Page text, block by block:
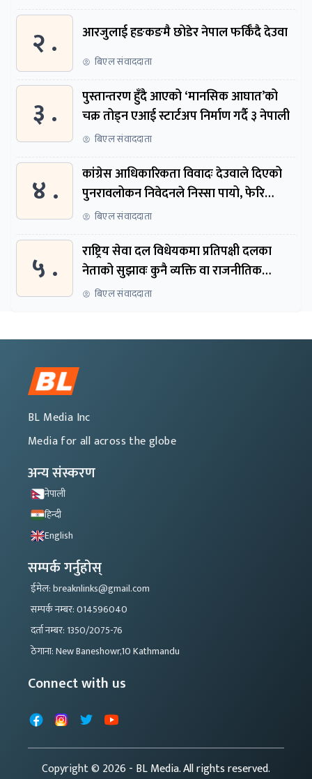
२ . आरजुलाई हङकङमै छोडेर नेपाल फर्किँदै देउवा
बिएल संवाददाता
३ .
पुस्तान्तरण हुँदै आएको ‘मानसिक आघात’को
चक्र तोड्न एआई स्टार्टअप निर्माण गर्दै ३ नेपाली
बिएल संवाददाता
४ .
कांग्रेस आधिकारिकता विवादः देउवाले दिएको
पुनरावलोकन निवेदनले निस्सा पायो, फेरि
सुरुदेखि सुनुवाइ हुने
बिएल संवाददाता
५ .
राष्ट्रिय सेवा दल विधेयकमा प्रतिपक्षी दलका
नेताको सुझावः कुनै व्यक्ति वा राजनीतिक
नेतृत्वबाट निर्देशित हुने संस्था नबनोस्
बिएल संवाददाता
BL Media Inc
Media for all across the globe
अन्य संस्करण
नेपाली
हिन्दी
English
सम्पर्क गर्नुहोस्
ईमेल: breaknlinks@gmail.com
सम्पर्क नम्बर: 014596040
दर्ता नम्बर: 1350/2075-76
ठेगाना: New Baneshowr,10 Kathmandu
Connect with us
FacebookInstagram
X YouTube
Copyright © 2026- BL Media. All rights reserved.